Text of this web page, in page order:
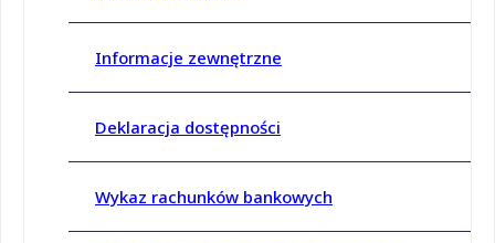
Informacje zewnętrzne
Deklaracja dostępności
Wykaz rachunków bankowych